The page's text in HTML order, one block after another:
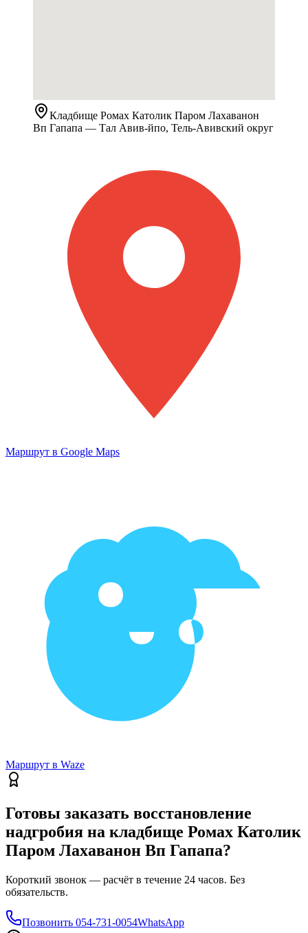
Кладбище Ромах Католик Паром Лахаванон
Вп Гапапа — Тал Авив-йпо, Тель-Авивский округ
Маршрут в Google Maps
Маршрут в Waze
Готовы заказать восстановление
надгробия на кладбище Ромах Католик
Паром Лахаванон Вп Гапапа?
Короткий звонок — расчёт в течение 24 часов. Без
обязательств.
Позвонить 054-731-0054WhatsApp